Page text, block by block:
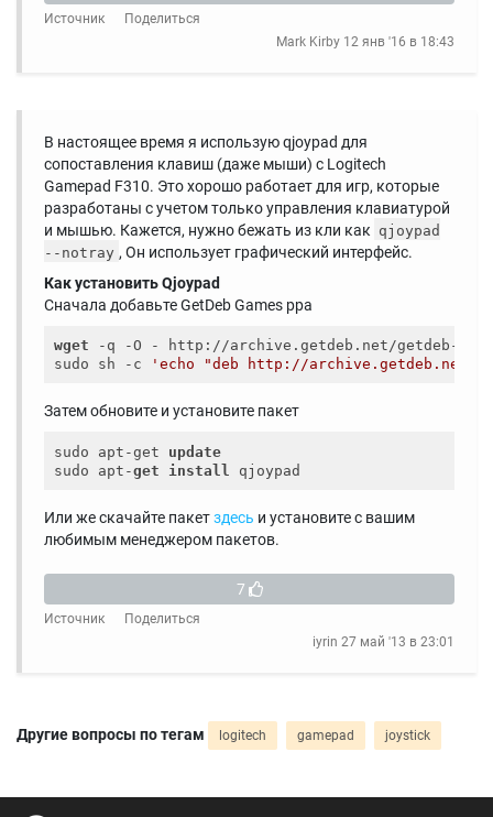
Источник
Поделиться
Mark Kirby 12 янв '16 в 18:43
В настоящее время я использую qjoypad для
сопоставления клавиш (даже мыши) с Logitech
Gamepad F310. Это хорошо работает для игр, которые
разработаны с учетом только управления клавиатурой
и мышью. Кажется, нужно бежать из кли как qjoypad
--notray , Он использует графический интерфейс.
Как установить Qjoypad
Сначала добавьте GetDeb Games ppa
wget -q -O - http://archive.getdeb.net/getdeb-
sudo sh -c
'echo "deb http://archive.getdeb.net/
Затем обновите и установите пакет
sudo apt-get update
sudo apt-get install
Или же скачайте пакетздесь и установите с вашим
любимым менеджером пакетов.
7
Источник
Поделиться
iyrin 27 май '13 в 23:01
Другие вопросы по тегам logitech gamepad joystick